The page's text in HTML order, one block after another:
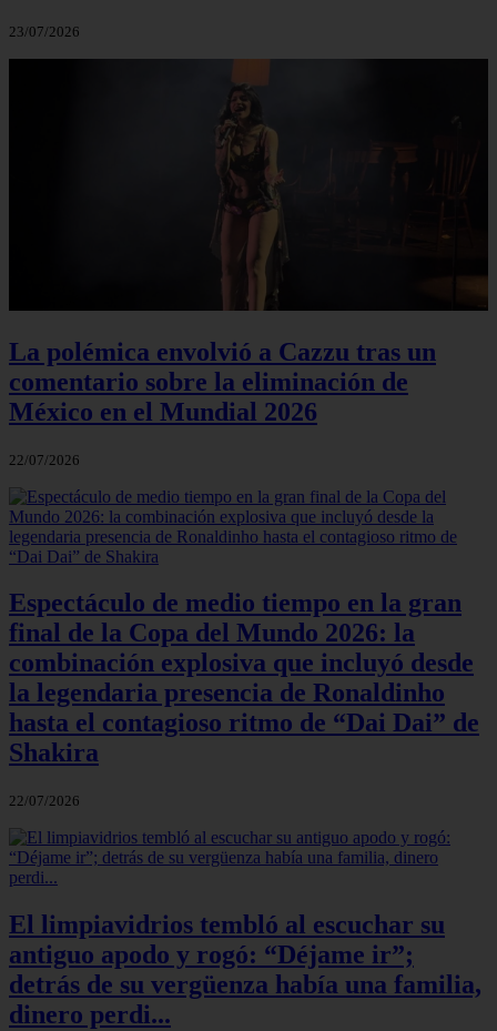
23/07/2026
La polémica envolvió a Cazzu tras un
comentario sobre la eliminación de
México en el Mundial 2026
22/07/2026
Espectáculo de medio tiempo en la gran
final de la Copa del Mundo 2026: la
combinación explosiva que incluyó desde
la legendaria presencia de Ronaldinho
hasta el contagioso ritmo de “Dai Dai” de
Shakira
22/07/2026
El limpiavidrios tembló al escuchar su
antiguo apodo y rogó: “Déjame ir”;
detrás de su vergüenza había una familia,
dinero perdi...